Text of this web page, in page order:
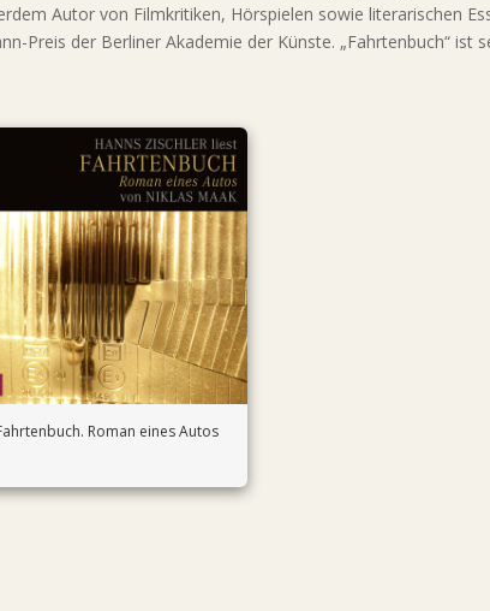
Autor von Filmkritiken, Hörspielen sowie literarischen
Preis der Berliner Akademie der Künste. „Fahrtenbuch“ ist
Roman eines Autos